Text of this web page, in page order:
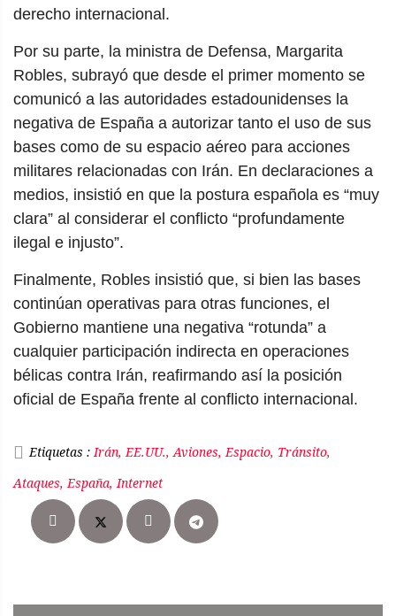
derecho internacional.
Por su parte, la ministra de Defensa, Margarita
Robles, subrayó que desde el primer momento se
comunicó a las autoridades estadounidenses la
negativa de España a autorizar tanto el uso de sus
bases como de su espacio aéreo para acciones
militares relacionadas con Irán. En declaraciones a
medios, insistió en que la postura española es “muy
clara” al considerar el conflicto “profundamente
ilegal e injusto”.
Finalmente, Robles insistió que, si bien las bases
continúan operativas para otras funciones, el
Gobierno mantiene una negativa “rotunda” a
cualquier participación indirecta en operaciones
bélicas contra Irán, reafirmando así la posición
oficial de España frente al conflicto internacional.
Etiquetas : Irán, EE.UU., Aviones, Espacio, Tránsito,
Ataques, España, Internet